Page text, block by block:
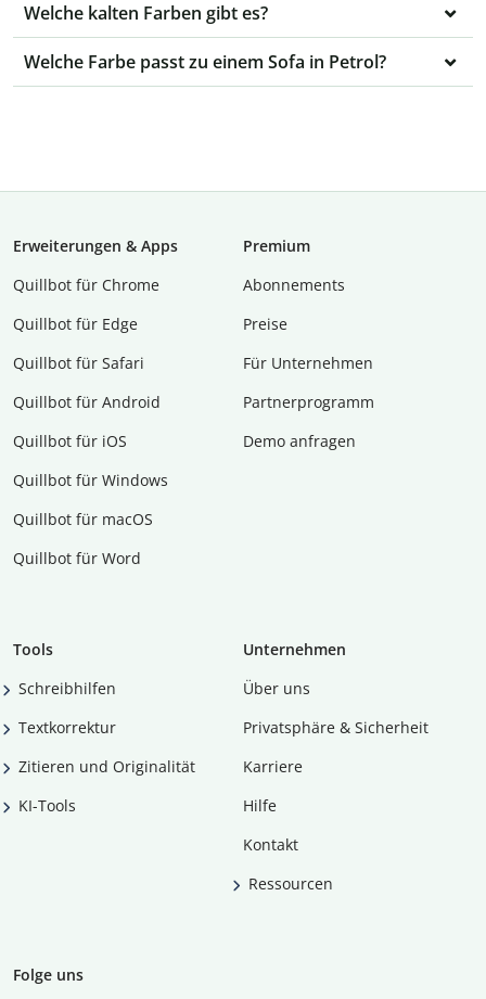
Welche kalten Farben gibt es?
Welche Farbe passt zu einem Sofa in Petrol?
Erweiterungen & Apps
Quillbot für Chrome
Quillbot für Edge
Quillbot für Safari
Quillbot für Android
Quillbot für iOS
Quillbot für Windows
Quillbot für macOS
Quillbot für Word
Premium
Abon­ne­ments
Preise
Für Unternehmen
Partnerprogramm
Demo anfragen
Tools
Schreibhilfen
Textkorrektur
Zitieren und Originalität
KI-Tools
Unternehmen
Über uns
Privatsphäre & Sicherheit
Karriere
Hilfe
Kontakt
Ressourcen
Folge uns